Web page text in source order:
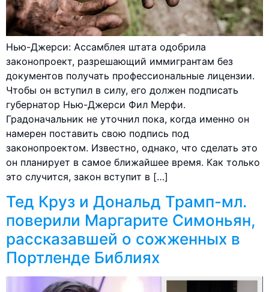
Нью-Джерси: Ассамблея штата одобрила
законопроект, разрешающий иммигрантам без
документов получать профессиональные лицензии.
Чтобы он вступил в силу, его должен подписать
губернатор Нью-Джерси Фил Мерфи.
Градоначальник не уточнил пока, когда именно он
намерен поставить свою подпись под
законопроектом. Известно, однако, что сделать это
он планирует в самое ближайшее время. Как только
это случится, закон вступит в […]
Тед Круз и Дональд Трамп-мл.
поверили Маргарите Симоньян,
рассказавшей о сожженных в
Портленде Библиях